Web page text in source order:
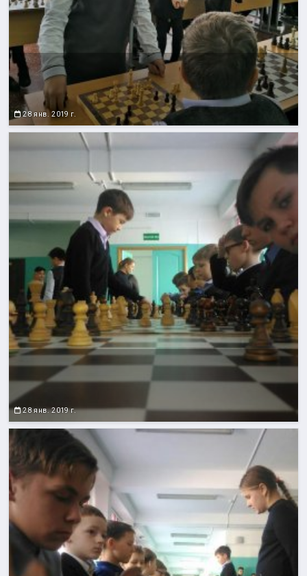
28 янв. 2019 г.
28 янв. 2019 г.